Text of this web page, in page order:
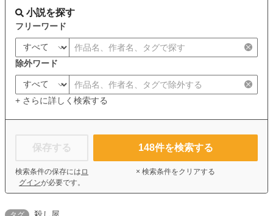
小説を探す
フリーワード
除外ワード
+ さらに詳しく検索する
保存する
検索条件の保存には ロ
グインが必要です。
148件を検索する
× 検索条件をクリアする